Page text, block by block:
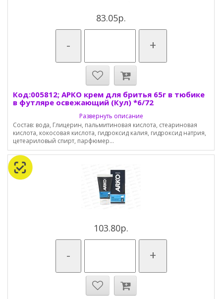
83.05р.
- +
Код:005812; АРКО крем для бритья 65г в тюбике
в футляре освежающий (Кул) *6/72
Развернуть описание
Состав: вода, Глицерин, пальмитиновая кислота, стеариновая
кислота, кокосовая кислота, гидроксид калия, гидроксид натрия,
цетеариловый спирт, парфюмер...
103.80р.
- +